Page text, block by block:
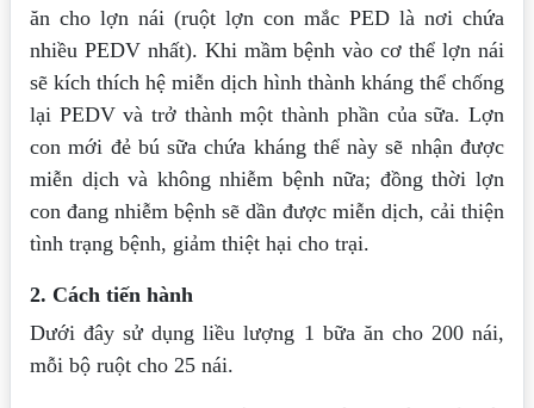
ăn cho lợn nái (ruột lợn con mắc PED là nơi chứa
nhiều PEDV nhất). Khi mầm bệnh vào cơ thể lợn nái
sẽ kích thích hệ miễn dịch hình thành kháng thể chống
lại PEDV và trở thành một thành phần của sữa. Lợn
con mới đẻ bú sữa chứa kháng thể này sẽ nhận được
miễn dịch và không nhiễm bệnh nữa; đồng thời lợn
con đang nhiễm bệnh sẽ dần được miễn dịch, cải thiện
tình trạng bệnh, giảm thiệt hại cho trại.
2. Cách tiến hành
Dưới đây sử dụng liều lượng 1 bữa ăn cho 200 nái,
mỗi bộ ruột cho 25 nái.